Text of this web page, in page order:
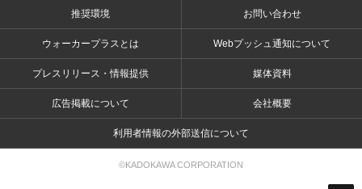
推奨環境 お問い合わせ
ウォーカープラスとは Webプッシュ通知について
プレスリリース・情報提供 媒体資料
広告掲載について 会社概要
利用者情報の外部送信について
©KADOKAWA CORPORATION